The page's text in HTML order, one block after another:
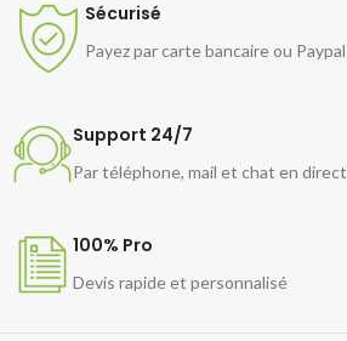
Sécurisé
Payez par carte bancaire ou Paypal
Support 24/7
Par téléphone, mail et chat en direct
100% Pro
Devis rapide et personnalisé